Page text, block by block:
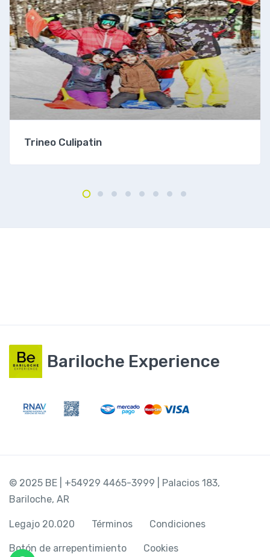
Trineo Culipatin
Bariloche Experience
© 2025 BE | +54929 4465-3999 | Palacios 183,
Bariloche, AR
Legajo 20.020 Términos Condiciones
Botón de arrepentimiento Cookies